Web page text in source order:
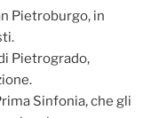
Pietroburgo, in
Pietrogrado,
Sinfonia, che gli